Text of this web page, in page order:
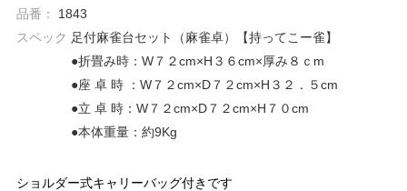
品番：
1843
スペック 足付麻雀台セット（麻雀卓）【持ってこー雀】
●折畳み時：W７２cm×H３６cm×厚み８ｃm
●座 卓 時 ：W７２cm×D７２cm×H３２．５cm
●立 卓 時：W７２cm×D７２cm×H７０cm
●本体重量：約9Kg
ショルダー式キャリーバッグ付きです